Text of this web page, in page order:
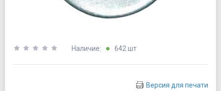
Наличие: 642 шт
Версия для печати